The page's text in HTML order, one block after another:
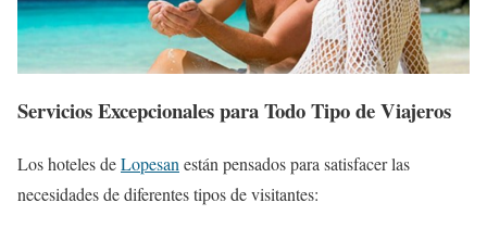
Servicios Excepcionales para Todo Tipo de Viajeros
Los hoteles deLopesan están pensados para satisfacer las
necesidades de diferentes tipos de visitantes: